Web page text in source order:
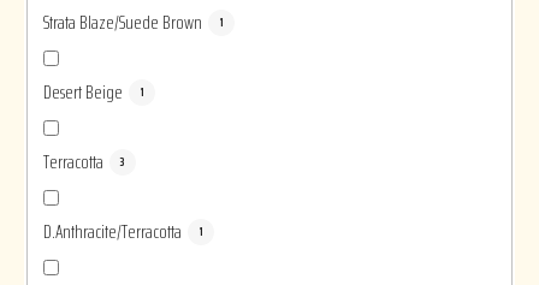
Strata Blaze/Suede Brown 1
Desert Beige 1
Terracotta 3
D.Anthracite/Terracotta 1